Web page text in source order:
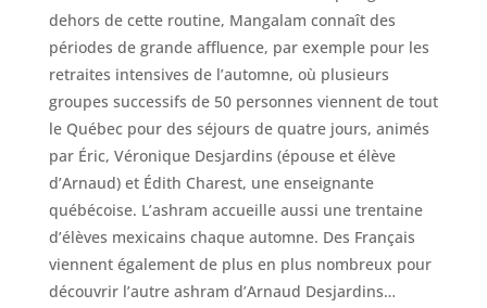
dehors de cette routine, Mangalam connaît des
périodes de grande affluence, par exemple pour les
retraites intensives de l’automne, où plusieurs
groupes successifs de 50 personnes viennent de tout
le Québec pour des séjours de quatre jours, animés
par Éric, Véronique Desjardins (épouse et élève
d’Arnaud) et Édith Charest, une enseignante
québécoise. L’ashram accueille aussi une trentaine
d’élèves mexicains chaque automne. Des Français
viennent également de plus en plus nombreux pour
découvrir l’autre ashram d’Arnaud Desjardins…